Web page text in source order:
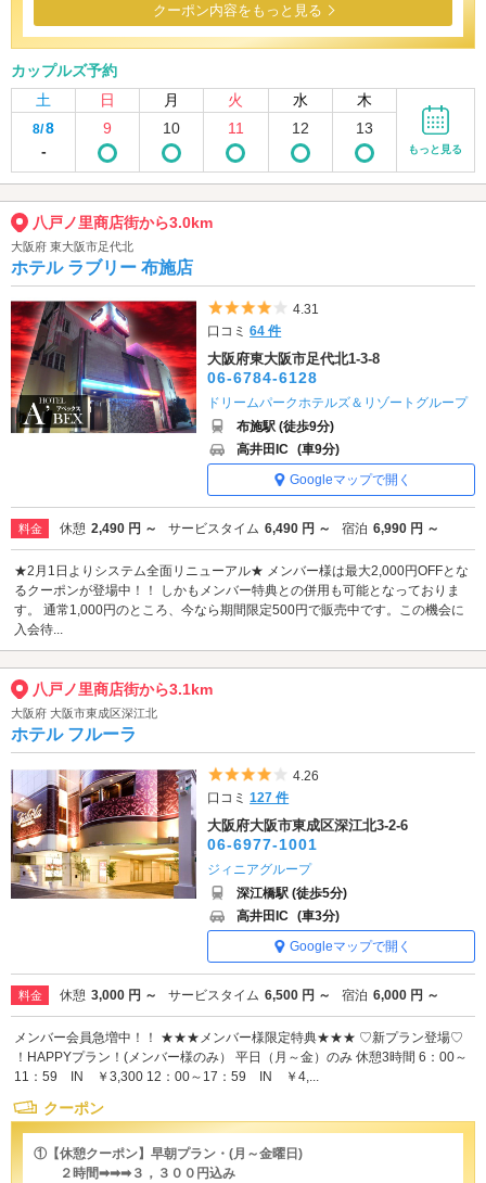
クーポン内容をもっと見る
カップルズ予約
土
日 月 火 水 木
8/8
-
9 10 11 12 13
もっと見る
八戸ノ里商店街から3.0km
大阪府 東大阪市足代北
ホテル ラブリー 布施店
5つ星のうち4
4.31
口コミ64 件
大阪府東大阪市足代北1-3-8
06-6784-6128
ドリームパークホテルズ＆リゾートグループ
布施駅 (徒歩9分)
高井田IC (車9分)
Googleマップで開く
料金 休憩 2,490 円 ～ サービスタイム 6,490 円 ～ 宿泊 6,990 円 ～
★2月1日よりシステム全面リニューアル★ メンバー様は最大2,000円OFFとな
るクーポンが登場中！！ しかもメンバー特典との併用も可能となっておりま
す。 通常1,000円のところ、今なら期間限定500円で販売中です。この機会に
入会待...
八戸ノ里商店街から3.1km
大阪府 大阪市東成区深江北
ホテル フルーラ
5つ星のうち4
4.26
口コミ127 件
大阪府大阪市東成区深江北3-2-6
06-6977-1001
ジィニアグループ
深江橋駅 (徒歩5分)
高井田IC (車3分)
Googleマップで開く
料金 休憩 3,000 円 ～ サービスタイム 6,500 円 ～ 宿泊 6,000 円 ～
メンバー会員急増中！！ ★★★メンバー様限定特典★★★ ♡新プラン登場♡
！HAPPYプラン！(メンバー様のみ） 平日（月～金）のみ 休憩3時間 6：00～
11：59 IN ￥3,300 12：00～17：59 IN ￥4,...
クーポン
①【休憩クーポン】早朝プラン・(月～金曜日)
２時間➡➡➡３，３００円込み